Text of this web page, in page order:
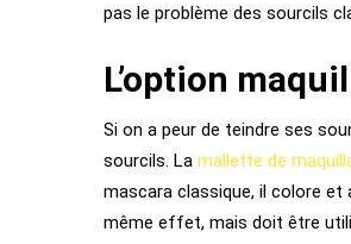
pas le problème des sourcils
L’option
Si on a peur de teindre ses
sourcils. La mallette de
mascara classique, il colore
même effet, mais doit être